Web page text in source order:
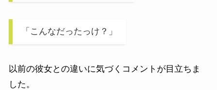
「こんなだったっけ？」
以前の彼女との違いに気づくコメントが目立ちま
した。